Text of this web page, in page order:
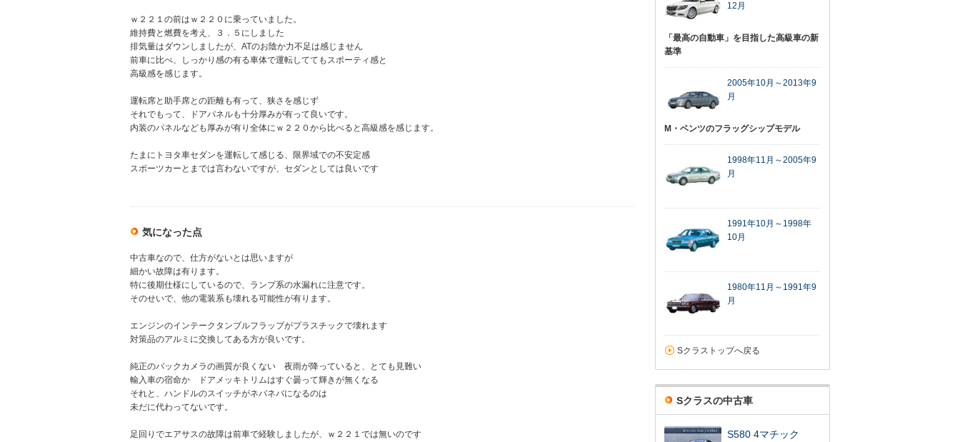
ｗ２２１の前はｗ２２０に乗っていました。
維持費と燃費を考え、３．５にしました
排気量はダウンしましたが、ATのお陰か力不足は感じません
前車に比べ、しっかり感の有る車体で運転しててもスポーティ感と
高級感を感じます。
運転席と助手席との距離も有って、狭さを感じず
それでもって、ドアパネルも十分厚みが有って良いです。
内装のパネルなども厚みが有り全体にｗ２２０から比べると高級感を感じます。
たまにトヨタ車セダンを運転して感じる、限界域での不安定感
スポーツカーとまでは言わないですが、セダンとしては良いです
気になった点
中古車なので、仕方がないとは思いますが
細かい故障は有ります。
特に後期仕様にしているので、ランプ系の水漏れに注意です。
そのせいで、他の電装系も壊れる可能性が有ります。
エンジンのインテークタンブルフラップがプラスチックで壊れます
対策品のアルミに交換してある方が良いです。
純正のバックカメラの画質が良くない 夜雨が降っていると、とても見難い
輸入車の宿命か ドアメッキトリムはすぐ曇って輝きが無くなる
それと、ハンドルのスイッチがネバネバになるのは
未だに代わってないです。
足回りでエアサスの故障は前車で経験しましたが、ｗ２２１では無いのです
12月
「最高の自動車」を目指した高級車の新
基準
2005年10月～2013年9
月
M・ベンツのフラッグシップモデル
1998年11月～2005年9
月
1991年10月～1998年
10月
1980年11月～1991年9
月
Sクラストップへ戻る
Sクラスの中古車
S580 4マチック